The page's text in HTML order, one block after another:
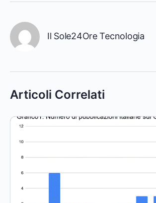
Il Sole24Ore Tecnologia
Articoli Correlati